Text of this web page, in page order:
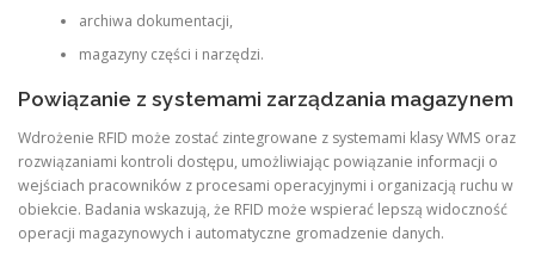
archiwa dokumentacji,
magazyny części i narzędzi.
Powiązanie z systemami zarządzania magazynem
Wdrożenie RFID może zostać zintegrowane z systemami klasy WMS oraz
rozwiązaniami kontroli dostępu, umożliwiając powiązanie informacji o
wejściach pracowników z procesami operacyjnymi i organizacją ruchu w
obiekcie. Badania wskazują, że RFID może wspierać lepszą widoczność
operacji magazynowych i automatyczne gromadzenie danych.